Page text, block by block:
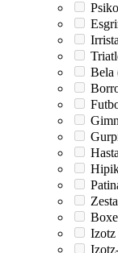
Bela
Izotz